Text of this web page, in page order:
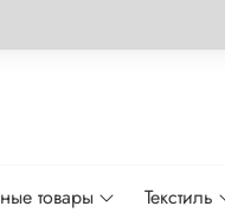
товары Текстиль